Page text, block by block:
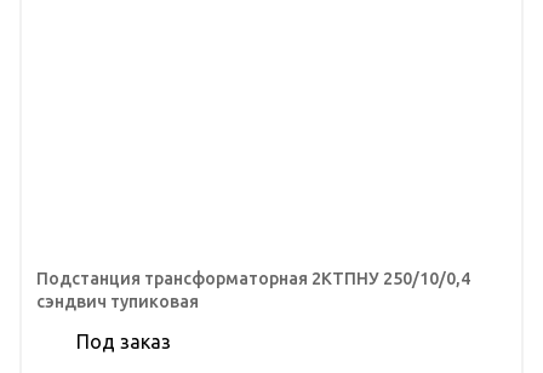
Подстанция трансформаторная 2КТПНУ 250/10/0,4
сэндвич тупиковая
Под заказ